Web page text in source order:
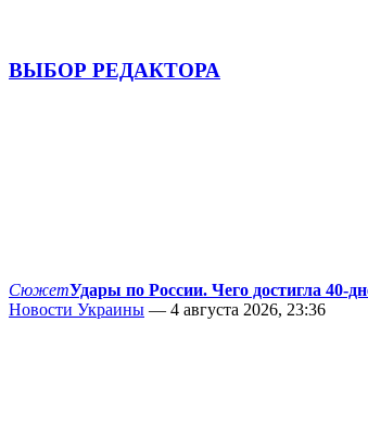
ВЫБОР РЕДАКТОРА
СюжетУдары по России. Чего достигла 40-
Новости Украины — 4 августа 2026, 23:36